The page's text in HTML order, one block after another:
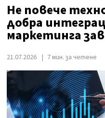
Не повече
добра
маркетинга
21.07.2026 7 мин. за четене